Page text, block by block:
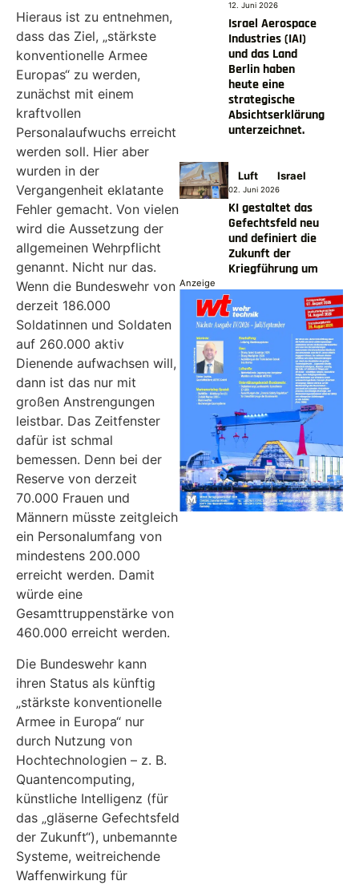
Hieraus ist zu entnehmen,
dass das Ziel, „stärkste
konventionelle Armee
Europas“ zu werden,
zunächst mit einem
kraftvollen
Personalaufwuchs erreicht
werden soll. Hier aber
wurden in der
Vergangenheit eklatante
Fehler gemacht. Von vielen
wird die Aussetzung der
allgemeinen Wehrpflicht
genannt. Nicht nur das.
Wenn die Bundeswehr von
derzeit 186.000
Soldatinnen und Soldaten
auf 260.000 aktiv
Dienende aufwachsen will,
dann ist das nur mit
großen Anstrengungen
leistbar. Das Zeitfenster
dafür ist schmal
bemessen. Denn bei der
Reserve von derzeit
70.000 Frauen und
Männern müsste zeitgleich
ein Personalumfang von
mindestens 200.000
erreicht werden. Damit
würde eine
Gesamttruppenstärke von
460.000 erreicht werden.
Die Bundeswehr kann
ihren Status als künftig
„stärkste konventionelle
Armee in Europa“ nur
durch Nutzung von
Hochtechnologien – z. B.
Quantencomputing,
künstliche Intelligenz (für
das „gläserne Gefechtsfeld
der Zukunft“), unbemannte
Systeme, weitreichende
Waffenwirkung für
12. Juni 2026
Israel Aerospace
Industries (IAI)
und das Land
Berlin haben
heute eine
strategische
Absichtserklärung
unterzeichnet.
Luft Israel
02. Juni 2026
KI gestaltet das
Gefechtsfeld neu
und definiert die
Zukunft der
Kriegführung um
Anzeige